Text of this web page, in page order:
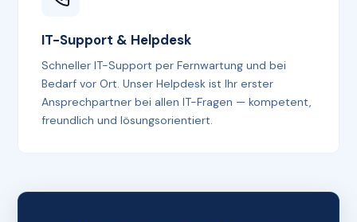
IT-Support & Helpdesk
Schneller IT-Support per Fernwartung und bei
Bedarf vor Ort. Unser Helpdesk ist Ihr erster
Ansprechpartner bei allen IT-Fragen — kompetent,
freundlich und lösungsorientiert.